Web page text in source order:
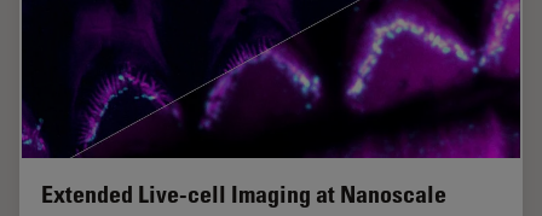
Extended Live-cell Imaging at Nanoscale